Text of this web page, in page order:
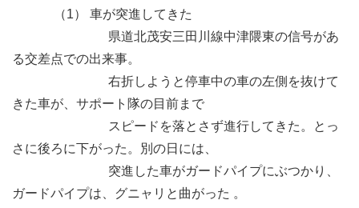
（1） 車が突進してきた
県道北茂安三田川線中津隈東の信号があ
る交差点での出来事。
右折しようと停車中の車の左側を抜けて
きた車が、サポート隊の目前まで
スピードを落とさず進行してきた。とっ
さに後ろに下がった。別の日には、
突進した車がガードパイプにぶつかり、
ガードパイプは、グニャリと曲がった 。